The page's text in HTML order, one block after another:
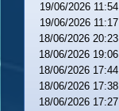
19/06/2026 11:54
19/06/2026 11:17
18/06/2026 20:23
18/06/2026 19:06
18/06/2026 17:44
18/06/2026 17:38
18/06/2026 17:27